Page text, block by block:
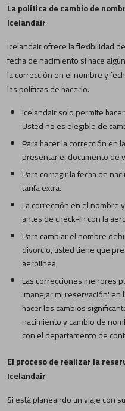
La política de cambio de
Icelandair
Icelandair ofrece la flexibilidad
fecha de nacimiento si hace
la corrección en el nombre y
las políticas de hacerlo.
Icelandair solo permite
Usted no es elegible de
Para hacer la corrección en
presentar el documento de
Para corregir la fecha de
tarifa extra.
La corrección en el nombre
antes de check-in con la
Para cambiar el nombre
divorcio, usted tiene que
aerolinea.
Las correcciones menores
'manejar mi reservación' en
hacer los cambios
nacimiento y cambio de
con el departamento de
El proceso de realizar la
Icelandair
Si está planeando un viaje con